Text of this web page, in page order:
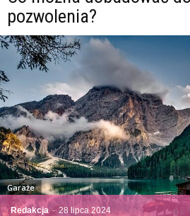
pozwolenia?
Redakcja - 28 lipca 2024
Garaże